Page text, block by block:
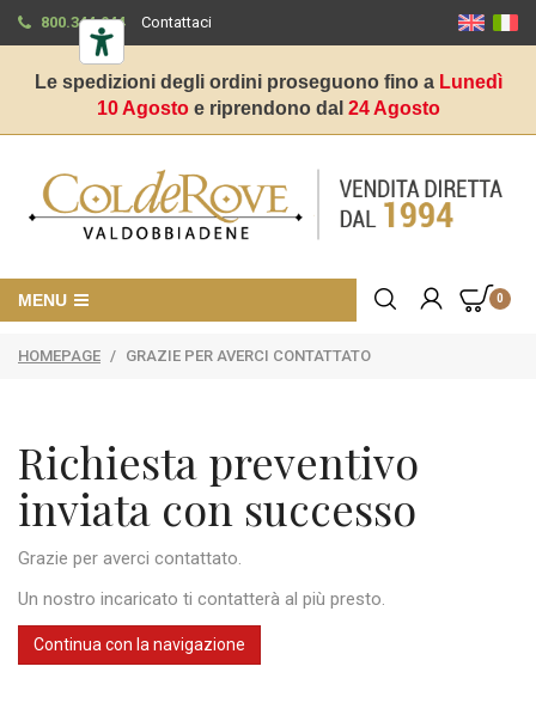
800.344.944 Contattaci
Le spedizioni degli ordini proseguono fino a Lunedì
10 Agostoe riprendono dal 24 Agosto
0
MENU
HOMEPAGE / GRAZIE PER AVERCI CONTATTATO
Richiesta preventivo
inviata con successo
Grazie per averci contattato.
Un nostro incaricato ti contatterà al più presto.
Continua con la navigazione